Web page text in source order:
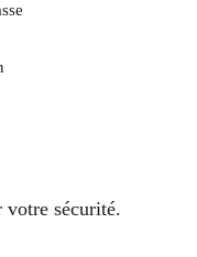
votre sécurité.